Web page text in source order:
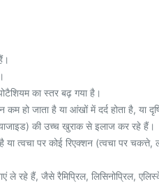
का स्तर बढ़ गया है।
हो जाता है या आंखों में दर्द होता है, या
की उच्च खुराक से इलाज कर रहे हैं।
त्वचा पर कोई रिएक्शन (त्वचा पर चकत्ते,
रहे हैं, जैसे रैमिप्रिल, लिसिनोप्रिल,